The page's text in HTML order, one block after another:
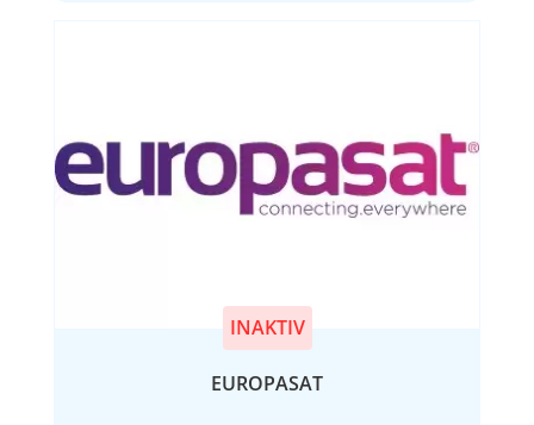
INAKTIV
EUROPASAT